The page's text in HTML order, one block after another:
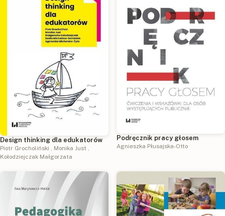
Design thinking dla edukatorów
Piotr Grocholiński , Monika Just ,
Kołodziejczak Małgorzata
Podręcznik pracy głosem
Agnieszka Płusajska-Otto